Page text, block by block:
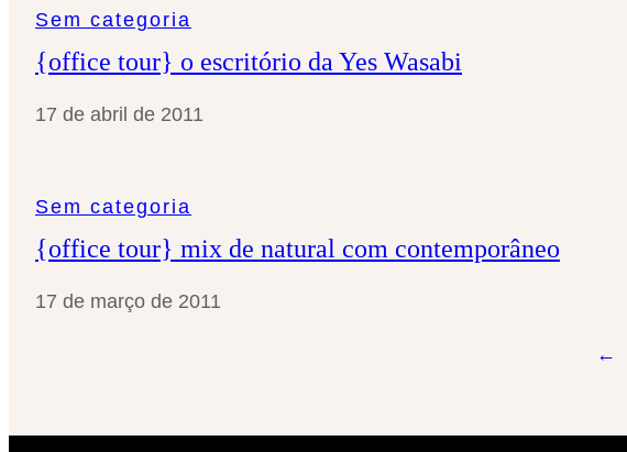
Sem categoria
{office tour} o escritório da Yes Wasabi
17 de abril de 2011
Sem categoria
{office tour} mix de natural com contemporâneo
17 de março de 2011
←